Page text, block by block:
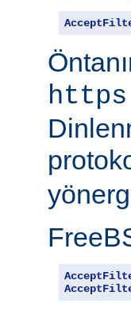
https